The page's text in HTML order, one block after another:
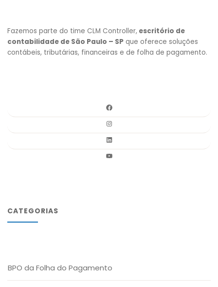
Fazemos parte do time CLM Controller, escritório de
contabilidade de São Paulo – SP que oferece soluções
contábeis, tributárias, financeiras e de folha de pagamento.
CATEGORIAS
BPO da Folha do Pagamento